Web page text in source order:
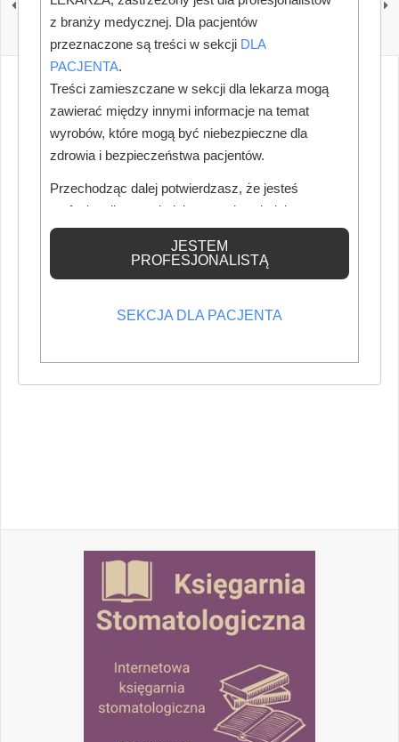
leczenie kanałowe w
2026 roku – kto może
skorzystać?
publicznych gabinetów
stomatologicznych?
Dentyści masowo
z branży medycznej. Dla pacjentów
przeznaczone są treści w sekcji DLA
PACJENTA.
Treści zamieszczane w sekcji dla lekarza mogą
zawierać między innymi informacje na temat
wyrobów, które mogą być niebezpieczne dla
zdrowia i bezpieczeństwa pacjentów.
Przechodząc dalej potwierdzasz, że jesteś
profesjonalistą posiadającym odpowiednią
wiedzę medyczną.
JESTEM
PROFESJONALISTĄ
SEKCJA DLA PACJENTA